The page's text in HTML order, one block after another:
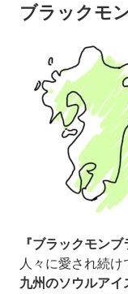
ブラックモ
『ブラックモンブ
人々に愛され続け
九州のソウルアイ